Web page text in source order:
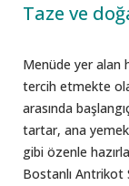
Taze ve
Menüde yer alan
tercih etmekte
arasında
tartar, ana
gibi özenle
Bostanlı Antrikot